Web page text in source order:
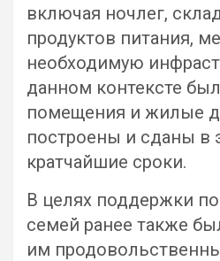
включая ночлег,
продуктов питания,
необходимую
данном контексте
помещения и жилые
построены и сданы в
кратчайшие сроки.
В целях поддержки
семей ранее также
им